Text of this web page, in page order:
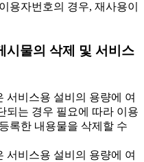
용자번호의 경우, 재사용이
시물의 삭제 및 서비스
비스용 설비의 용량에 여
되는 경우 필요에 따라 이용
록한 내용물을 삭제할 수
비스용 설비의 용량에 여